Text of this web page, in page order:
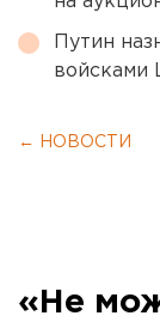
Путин
войсками
← НОВОСТИ
«Не